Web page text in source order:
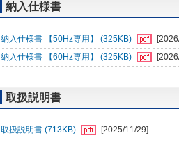
納入仕様書
納入仕様書 【50Hz専用】 (325KB)
納入仕様書 【60Hz専用】 (325KB)
取扱説明書
取扱説明書 (713KB) [2025/11/29]